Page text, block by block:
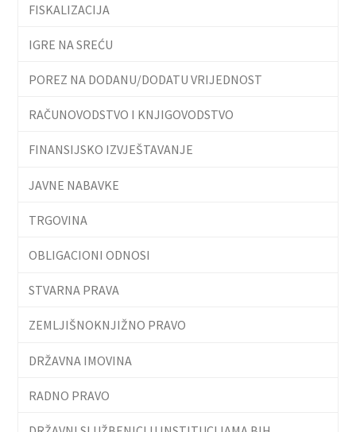
FISKALIZACIJA
IGRE NA SREĆU
POREZ NA DODANU/DODATU VRIJEDNOST
RAČUNOVODSTVO I KNJIGOVODSTVO
FINANSIJSKO IZVJEŠTAVANJE
JAVNE NABAVKE
TRGOVINA
OBLIGACIONI ODNOSI
STVARNA PRAVA
ZEMLJIŠNOKNJIŽNO PRAVO
DRŽAVNA IMOVINA
RADNO PRAVO